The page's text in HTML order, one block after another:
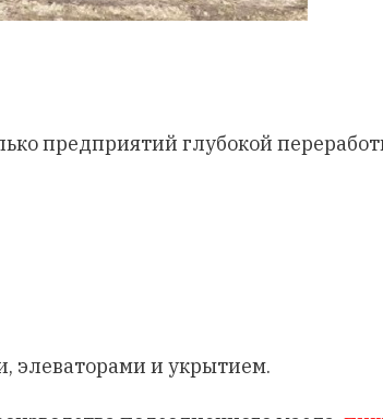
предприятий глубокой
элеваторами и укрытием.